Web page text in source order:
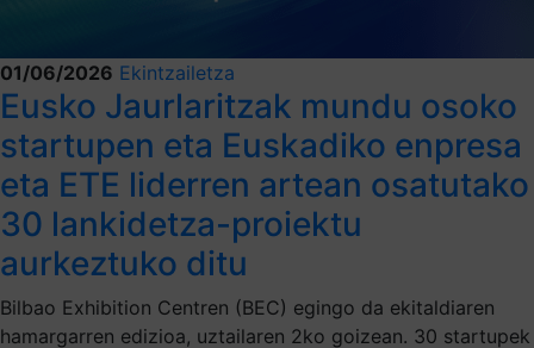
01/06/2026 Ekintzailetza
Eusko Jaurlaritzak mundu osoko
startupen eta Euskadiko enpresa
eta ETE liderren artean osatutako
30 lankidetza-proiektu
aurkeztuko ditu
Bilbao Exhibition Centren (BEC) egingo da ekitaldiaren
hamargarren edizioa, uztailaren 2ko goizean. 30 startupek